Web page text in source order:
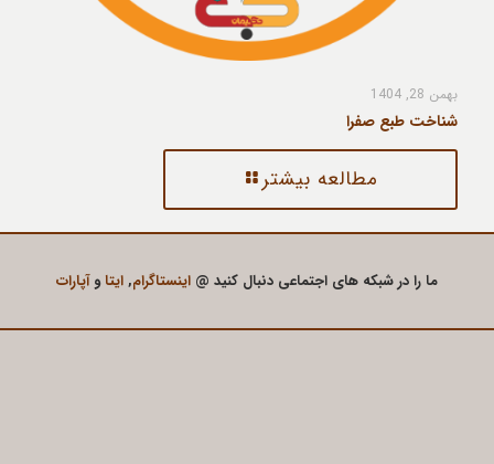
بهمن 28, 1404
شناخت طبع صفرا
مطالعه بیشتر
ما را در شبکه های اجتماعی دنبال کنید @ اینستاگرام,ایتاوآپارات